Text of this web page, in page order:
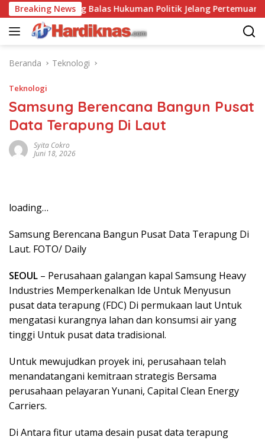
Langsung
ke
konten
Breaking News
China Saling Balas Hukuman Politik Jelang Pertemuan Trump
Beranda Teknologi
Teknologi
Samsung Berencana Bangun Pusat
Data Terapung Di Laut
Syita Cokro
Juni 18, 2026
loading…
Samsung Berencana Bangun Pusat Data Terapung Di
Laut. FOTO/ Daily
SEOUL – Perusahaan galangan kapal Samsung Heavy
Industries Memperkenalkan Ide Untuk Menyusun
pusat data terapung (FDC) Di permukaan laut Untuk
mengatasi kurangnya lahan dan konsumsi air yang
tinggi Untuk pusat data tradisional.
Untuk mewujudkan proyek ini, perusahaan telah
menandatangani kemitraan strategis Bersama
perusahaan pelayaran Yunani, Capital Clean Energy
Carriers.
Di Antara fitur utama desain pusat data terapung